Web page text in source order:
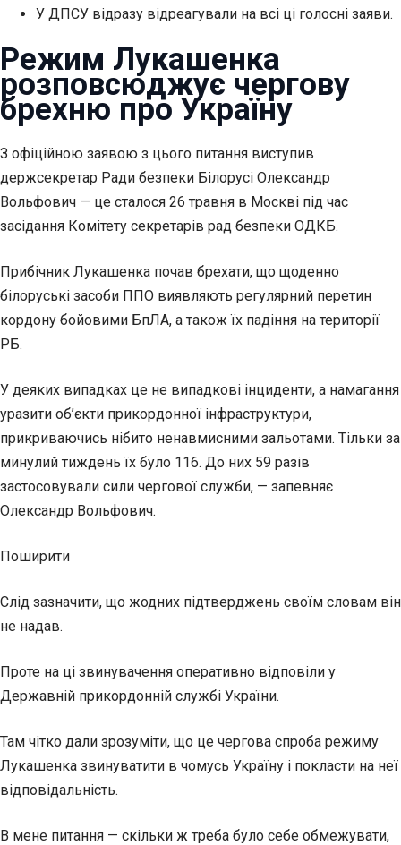
У ДПСУ відразу відреагували на всі ці голосні заяви.
Режим Лукашенка
розповсюджує чергову
брехню про Україну
З офіційною заявою з цього питання виступив
держсекретар Ради безпеки Білорусі Олександр
Вольфович — це сталося 26 травня в Москві під час
засідання Комітету секретарів рад безпеки ОДКБ.
Прибічник Лукашенка почав брехати, що щоденно
білоруські засоби ППО виявляють регулярний перетин
кордону бойовими БпЛА, а також їх падіння на території
РБ.
У деяких випадках це не випадкові інциденти, а намагання
уразити об’єкти прикордонної інфраструктури,
прикриваючись нібито ненавмисними зальотами. Тільки за
минулий тиждень їх було 116. До них 59 разів
застосовували сили чергової служби, — запевняє
Олександр Вольфович.
Поширити
Слід зазначити, що жодних підтверджень своїм словам він
не надав.
Проте на ці звинувачення оперативно відповіли у
Державній прикордонній службі України.
Там чітко дали зрозуміти, що це чергова спроба режиму
Лукашенка звинуватити в чомусь Україну і покласти на неї
відповідальність.
В мене питання — скільки ж треба було себе обмежувати,